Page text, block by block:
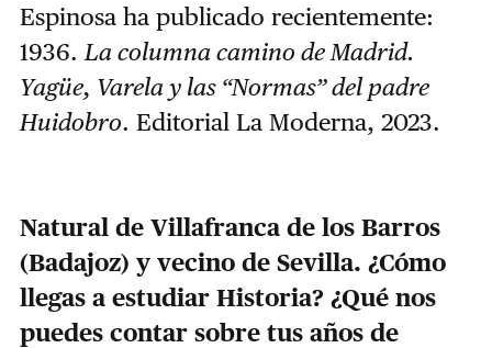
Espinosa ha publicado recientemente:
1936. La columna camino de Madrid.
Yagüe, Varela y las “Normas” del padre
Huidobro. Editorial La Moderna, 2023.
Natural de Villafranca de los Barros
(Badajoz) y vecino de Sevilla. ¿Cómo
llegas a estudiar Historia? ¿Qué nos
puedes contar sobre tus años de